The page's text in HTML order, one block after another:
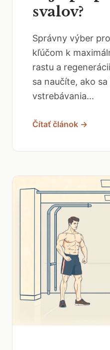
svalov?
Správny výber
kľúčom k
rastu a
sa naučíte, ako
vstrebávania...
Čítať článok →